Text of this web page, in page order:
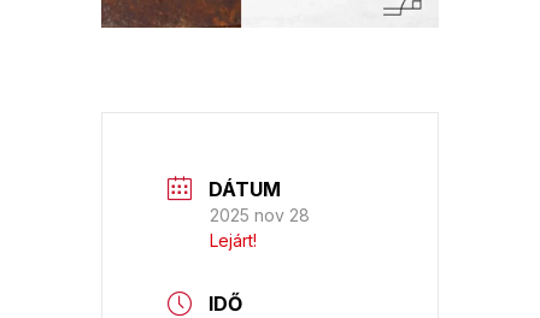
DÁTUM
2025 nov 28
Lejárt!
IDŐ